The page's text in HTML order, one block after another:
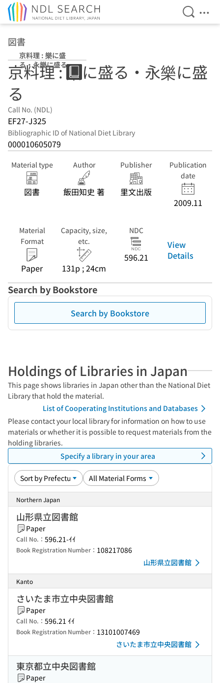
Open
図書
京料理 : 樂に盛
る・永樂に盛る
京料理 : 樂に盛る・永樂に盛
る
Call No. (NDL)
EF27-J325
Bibliographic ID of National Diet Library
000010605079
Material type
図書
Author
飯田知史 著
Publisher
里文出版
Publication
date
2009.11
Material
Format
Paper
Capacity, size,
etc.
131p ; 24cm
NDC
596.21
View
Details
Search by Bookstore
Search by Bookstore
Holdings of Libraries in Japan
This page shows libraries in Japan other than the National Diet
Library that hold the material.
List of Cooperating Institutions and Databases
Please contact your local library for information on how to use
materials or whether it is possible to request materials from the
holding libraries.
Specify a library in your area
Northern Japan
山形県立図書館
Paper
Call No.： 596.21-ｲｲ
Book Registration Number： 108217086
山形県立図書館
Kanto
さいたま市立中央図書館
Paper
Call No.： 596.21 ｲｲ
Book Registration Number： 13101007469
さいたま市立中央図書館
東京都立中央図書館
Paper